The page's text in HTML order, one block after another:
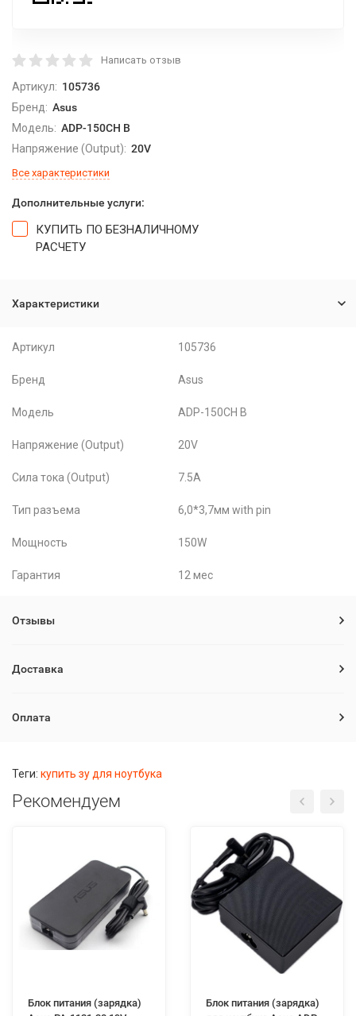
Написать отзыв
Артикул: 105736
Бренд: Asus
Модель: ADP-150CH B
Напряжение (Output): 20V
Все характеристики
Дополнительные услуги:
КУПИТЬ ПО БЕЗНАЛИЧНОМУ
РАСЧЕТУ
Характеристики
Артикул 105736
Бренд Asus
Модель ADP-150CH B
Напряжение (Output) 20V
Сила тока (Output) 7.5A
Тип разъема 6,0*3,7мм with pin
Мощность 150W
Гарантия 12 мес
Отзывы
Доставка
Оплата
Теги: купить зу для ноутбука
Рекомендуем
Блок питания (зарядка)
Блок питания (зарядка)